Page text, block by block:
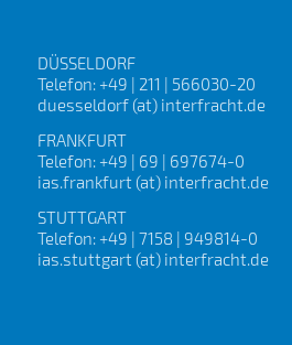
DÜSSELDORF
Telefon: +49 | 211 | 566030-20
duesseldorf (at) interfracht.de
FRANKFURT
Telefon: +49 | 69 | 697674-0
ias.frankfurt (at) interfracht.de
STUTTGART
Telefon: +49 | 7158 | 949814-0
ias.stuttgart (at) interfracht.de